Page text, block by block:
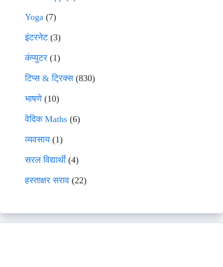
Yoga (7)
इंटरनेट(3)
कंप्युटर (1)
टिप्स & ट्रिक्स(830)
भाषणे(10)
वेदिक Maths (6)
व्यवसाय(1)
सरल विद्यार्थी(4)
हस्ताक्षर सराव (22)